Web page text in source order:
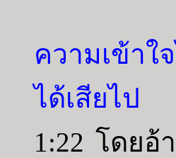
ความเข้า
ได้เสียไป
1:22 โดยอ้